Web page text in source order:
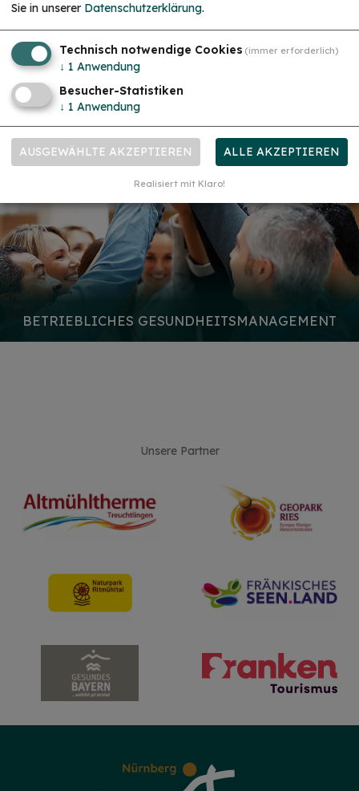
GESUNDHEITSEXPERTEN
BETRIEBLICHES GESUNDHEITSMANAGEMENT
Unsere Partner
Sie in unserer Datenschutzerklärung.
Technisch notwendige Cookies (immer erforderlich)
↓ 1 Anwendung
Besucher-Statistiken
↓ 1 Anwendung
AUSGEWÄHLTE AKZEPTIEREN ALLE AKZEPTIEREN
Realisiert mit Klaro!